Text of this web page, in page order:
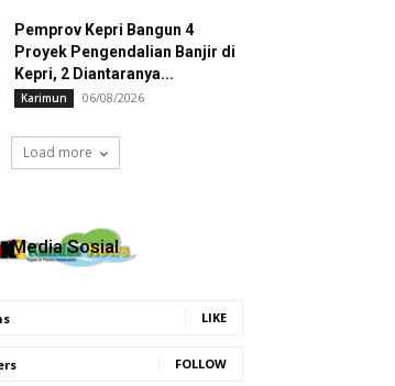
Pemprov Kepri Bangun 4
Proyek Pengendalian Banjir di
Kepri, 2 Diantaranya...
Karimun 06/08/2026
Load more
Media Sosial
LIKE
FOLLOW